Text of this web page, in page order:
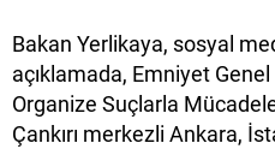
Bakan Yerlikaya, sosyal
açıklamada, Emniyet
Organize Suçlarla
Çankırı merkezli Ankara,